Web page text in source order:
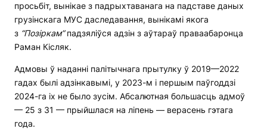
просьбіт, вынікае з падрыхтаванага на падставе даных
грузінскага МУС даследавання, вынікамі якога
з “Позіркам”падзяліўся адзін з аўтараў праваабаронца
Раман Кісляк.
Адмовы ў наданні палітычнага прытулку ў 2019—2022
гадах былі адзінкавымі, у 2023-м і першым паўгоддзі
2024-га іх не было зусім. Абсалютная большасць адмоў
— 25 з 31 — прыйшлася на ліпень — верасень гэтага
года.